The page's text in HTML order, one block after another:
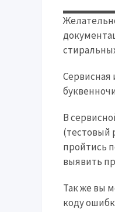
Сервисная
В
(тестовый
пройтись
выявить
Так же вы
коду